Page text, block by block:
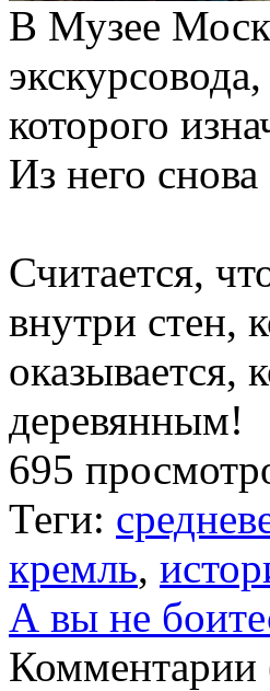
В Музее
которого
Из него
Считается,
внутри стен,
оказывается,
деревянным!
695
Теги:
кремль,
А вы не
Комментарии